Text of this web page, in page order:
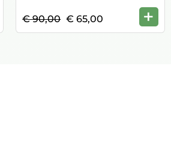
€ 90,00 € 65,00 +